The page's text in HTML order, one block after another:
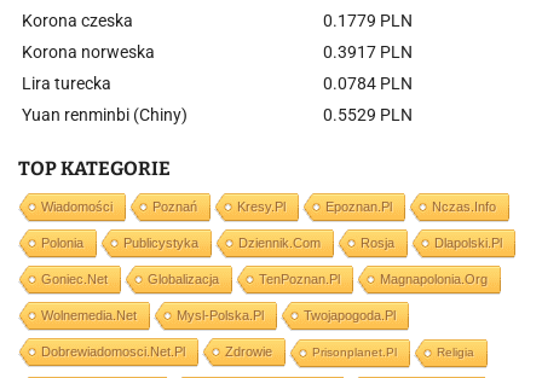
Korona czeska
0.1779 PLN
Korona norweska
0.3917 PLN
Lira turecka
0.0784 PLN
Yuan renminbi (Chiny)
0.5529 PLN
TOP KATEGORIE
Wiadomości Poznań Kresy.pl Epoznan.pl Nczas.info
Polonia Publicystyka Dziennik.com Rosja Dlapolski.pl
Goniec.net Globalizacja TenPoznan.pl Magnapolonia.org
Wolnemedia.net Mysl-Polska.pl Twojapogoda.pl
Dobrewiadomosci.net.pl Zdrowie Prisonplanet.pl Religia